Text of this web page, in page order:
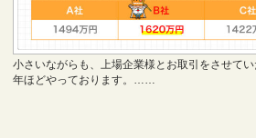
小さいながらも、上場企業様とお取引をさせて
年ほどやっております。……